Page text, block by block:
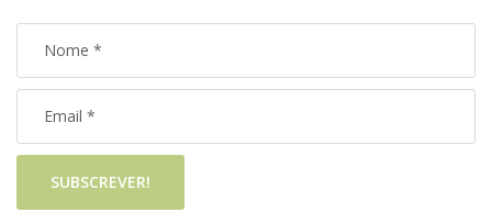
SUBSCREVER!